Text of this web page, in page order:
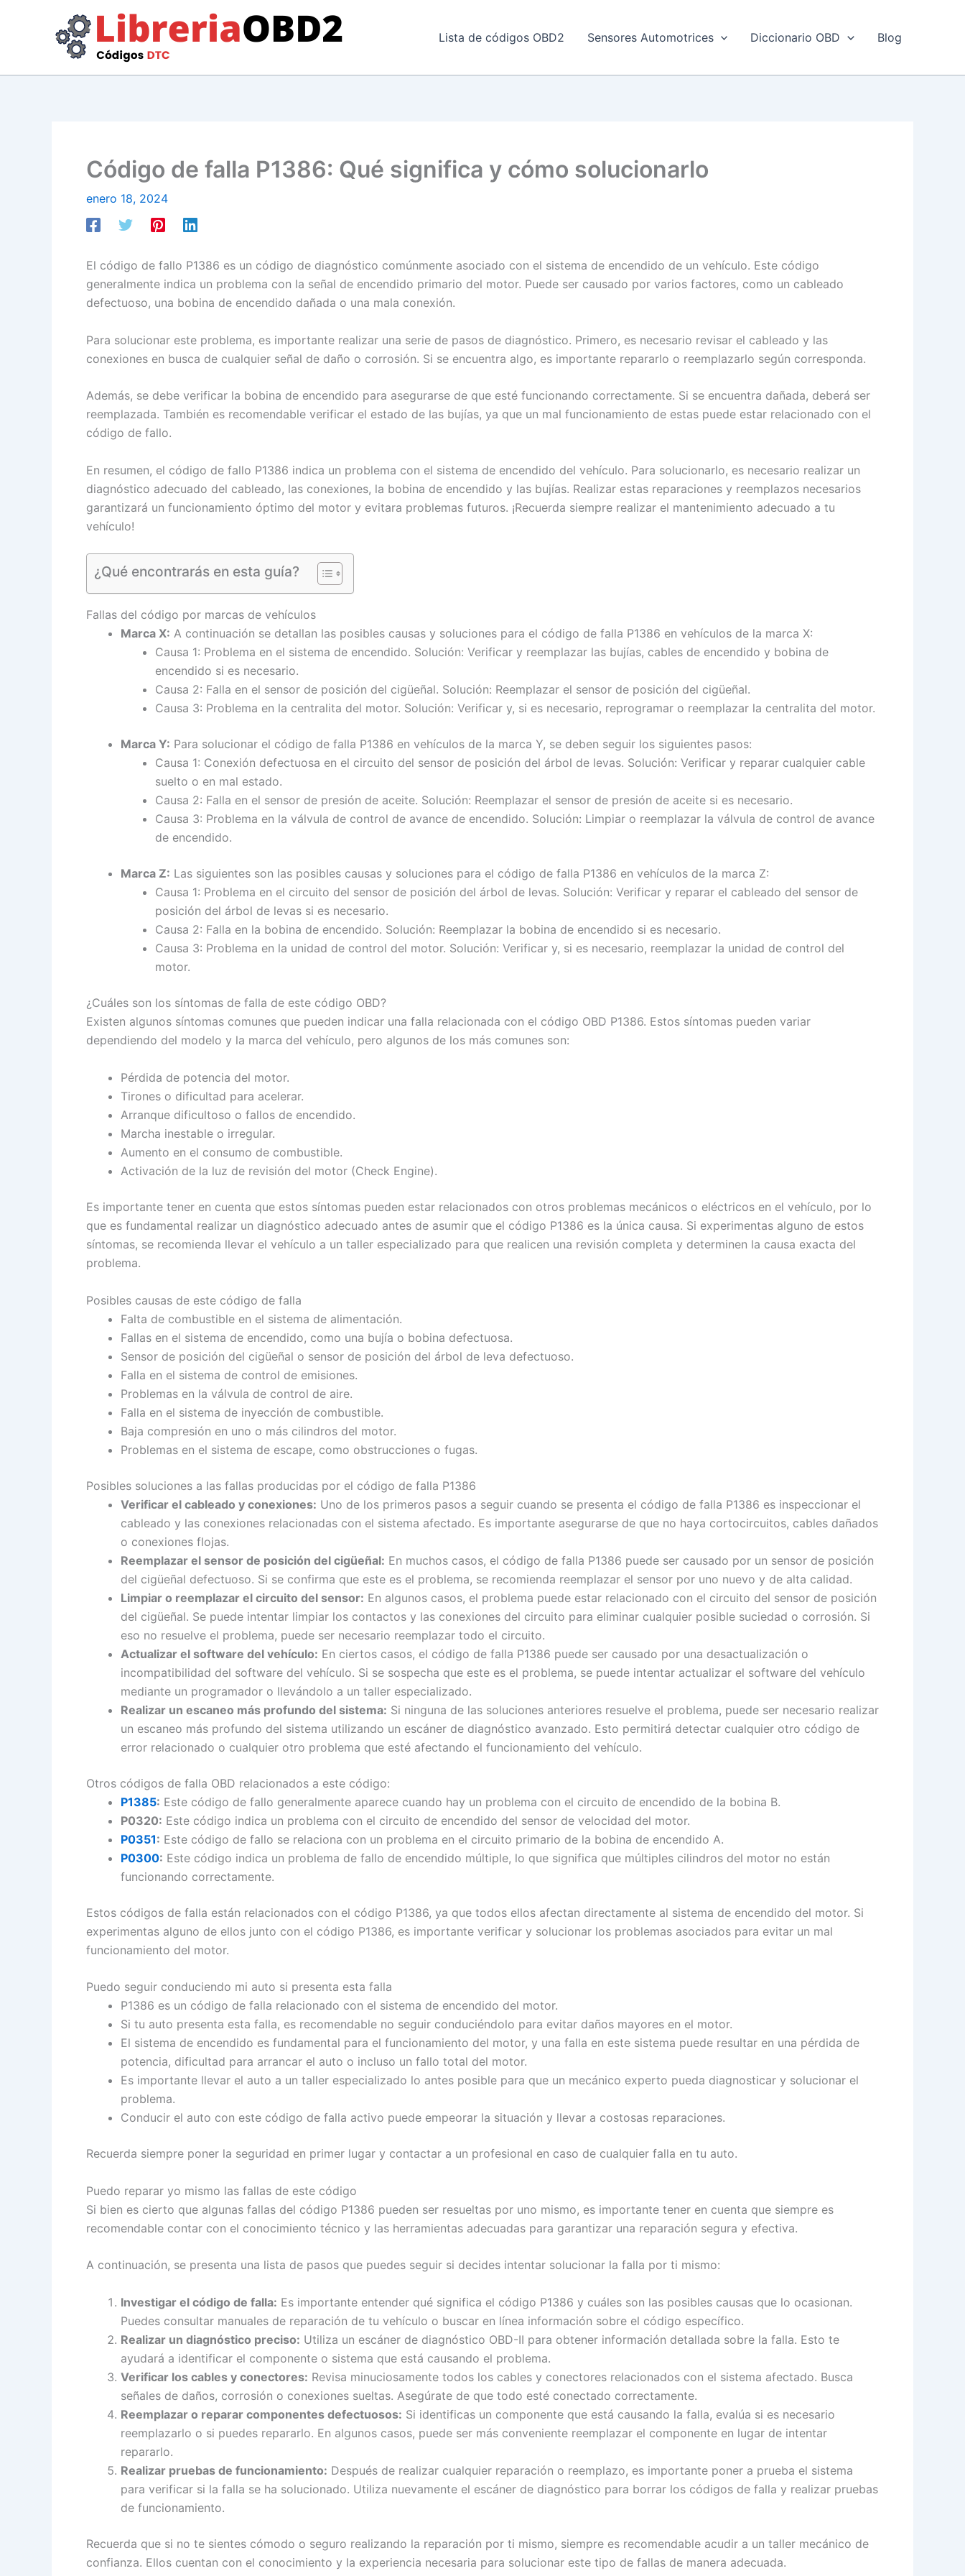
Lista de códigos OBD2 Sensores Automotrices Diccionario OBD Blog
Código de falla P1386: Qué significa y cómo solucionarlo
enero 18, 2024
El código de fallo P1386 es un código de diagnóstico comúnmente asociado con el sistema de encendido de un vehículo. Este código
generalmente indica un problema con la señal de encendido primario del motor. Puede ser causado por varios factores, como un cableado
defectuoso, una bobina de encendido dañada o una mala conexión.
Para solucionar este problema, es importante realizar una serie de pasos de diagnóstico. Primero, es necesario revisar el cableado y las
conexiones en busca de cualquier señal de daño o corrosión. Si se encuentra algo, es importante repararlo o reemplazarlo según corresponda.
Además, se debe verificar la bobina de encendido para asegurarse de que esté funcionando correctamente. Si se encuentra dañada, deberá ser
reemplazada. También es recomendable verificar el estado de las bujías, ya que un mal funcionamiento de estas puede estar relacionado con el
código de fallo.
En resumen, el código de fallo P1386 indica un problema con el sistema de encendido del vehículo. Para solucionarlo, es necesario realizar un
diagnóstico adecuado del cableado, las conexiones, la bobina de encendido y las bujías. Realizar estas reparaciones y reemplazos necesarios
garantizará un funcionamiento óptimo del motor y evitara problemas futuros. ¡Recuerda siempre realizar el mantenimiento adecuado a tu
vehículo!
¿Qué encontrarás en esta guía?
Fallas del código por marcas de vehículos
Marca X: A continuación se detallan las posibles causas y soluciones para el código de falla P1386 en vehículos de la marca X:
Causa 1: Problema en el sistema de encendido. Solución: Verificar y reemplazar las bujías, cables de encendido y bobina de
encendido si es necesario.
Causa 2: Falla en el sensor de posición del cigüeñal. Solución: Reemplazar el sensor de posición del cigüeñal.
Causa 3: Problema en la centralita del motor. Solución: Verificar y, si es necesario, reprogramar o reemplazar la centralita del motor.
Marca Y: Para solucionar el código de falla P1386 en vehículos de la marca Y, se deben seguir los siguientes pasos:
Causa 1: Conexión defectuosa en el circuito del sensor de posición del árbol de levas. Solución: Verificar y reparar cualquier cable
suelto o en mal estado.
Causa 2: Falla en el sensor de presión de aceite. Solución: Reemplazar el sensor de presión de aceite si es necesario.
Causa 3: Problema en la válvula de control de avance de encendido. Solución: Limpiar o reemplazar la válvula de control de avance
de encendido.
Marca Z: Las siguientes son las posibles causas y soluciones para el código de falla P1386 en vehículos de la marca Z:
Causa 1: Problema en el circuito del sensor de posición del árbol de levas. Solución: Verificar y reparar el cableado del sensor de
posición del árbol de levas si es necesario.
Causa 2: Falla en la bobina de encendido. Solución: Reemplazar la bobina de encendido si es necesario.
Causa 3: Problema en la unidad de control del motor. Solución: Verificar y, si es necesario, reemplazar la unidad de control del
motor.
¿Cuáles son los síntomas de falla de este código OBD?
Existen algunos síntomas comunes que pueden indicar una falla relacionada con el código OBD P1386. Estos síntomas pueden variar
dependiendo del modelo y la marca del vehículo, pero algunos de los más comunes son:
Pérdida de potencia del motor.
Tirones o dificultad para acelerar.
Arranque dificultoso o fallos de encendido.
Marcha inestable o irregular.
Aumento en el consumo de combustible.
Activación de la luz de revisión del motor (Check Engine).
Es importante tener en cuenta que estos síntomas pueden estar relacionados con otros problemas mecánicos o eléctricos en el vehículo, por lo
que es fundamental realizar un diagnóstico adecuado antes de asumir que el código P1386 es la única causa. Si experimentas alguno de estos
síntomas, se recomienda llevar el vehículo a un taller especializado para que realicen una revisión completa y determinen la causa exacta del
problema.
Posibles causas de este código de falla
Falta de combustible en el sistema de alimentación.
Fallas en el sistema de encendido, como una bujía o bobina defectuosa.
Sensor de posición del cigüeñal o sensor de posición del árbol de leva defectuoso.
Falla en el sistema de control de emisiones.
Problemas en la válvula de control de aire.
Falla en el sistema de inyección de combustible.
Baja compresión en uno o más cilindros del motor.
Problemas en el sistema de escape, como obstrucciones o fugas.
Posibles soluciones a las fallas producidas por el código de falla P1386
Verificar el cableado y conexiones: Uno de los primeros pasos a seguir cuando se presenta el código de falla P1386 es inspeccionar el
cableado y las conexiones relacionadas con el sistema afectado. Es importante asegurarse de que no haya cortocircuitos, cables dañados
o conexiones flojas.
Reemplazar el sensor de posición del cigüeñal: En muchos casos, el código de falla P1386 puede ser causado por un sensor de posición
del cigüeñal defectuoso. Si se confirma que este es el problema, se recomienda reemplazar el sensor por uno nuevo y de alta calidad.
Limpiar o reemplazar el circuito del sensor: En algunos casos, el problema puede estar relacionado con el circuito del sensor de posición
del cigüeñal. Se puede intentar limpiar los contactos y las conexiones del circuito para eliminar cualquier posible suciedad o corrosión. Si
eso no resuelve el problema, puede ser necesario reemplazar todo el circuito.
Actualizar el software del vehículo: En ciertos casos, el código de falla P1386 puede ser causado por una desactualización o
incompatibilidad del software del vehículo. Si se sospecha que este es el problema, se puede intentar actualizar el software del vehículo
mediante un programador o llevándolo a un taller especializado.
Realizar un escaneo más profundo del sistema: Si ninguna de las soluciones anteriores resuelve el problema, puede ser necesario realizar
un escaneo más profundo del sistema utilizando un escáner de diagnóstico avanzado. Esto permitirá detectar cualquier otro código de
error relacionado o cualquier otro problema que esté afectando el funcionamiento del vehículo.
Otros códigos de falla OBD relacionados a este código:
P1385: Este código de fallo generalmente aparece cuando hay un problema con el circuito de encendido de la bobina B.
P0320: Este código indica un problema con el circuito de encendido del sensor de velocidad del motor.
P0351: Este código de fallo se relaciona con un problema en el circuito primario de la bobina de encendido A.
P0300: Este código indica un problema de fallo de encendido múltiple, lo que significa que múltiples cilindros del motor no están
funcionando correctamente.
Estos códigos de falla están relacionados con el código P1386, ya que todos ellos afectan directamente al sistema de encendido del motor. Si
experimentas alguno de ellos junto con el código P1386, es importante verificar y solucionar los problemas asociados para evitar un mal
funcionamiento del motor.
Puedo seguir conduciendo mi auto si presenta esta falla
P1386 es un código de falla relacionado con el sistema de encendido del motor.
Si tu auto presenta esta falla, es recomendable no seguir conduciéndolo para evitar daños mayores en el motor.
El sistema de encendido es fundamental para el funcionamiento del motor, y una falla en este sistema puede resultar en una pérdida de
potencia, dificultad para arrancar el auto o incluso un fallo total del motor.
Es importante llevar el auto a un taller especializado lo antes posible para que un mecánico experto pueda diagnosticar y solucionar el
problema.
Conducir el auto con este código de falla activo puede empeorar la situación y llevar a costosas reparaciones.
Recuerda siempre poner la seguridad en primer lugar y contactar a un profesional en caso de cualquier falla en tu auto.
Puedo reparar yo mismo las fallas de este código
Si bien es cierto que algunas fallas del código P1386 pueden ser resueltas por uno mismo, es importante tener en cuenta que siempre es
recomendable contar con el conocimiento técnico y las herramientas adecuadas para garantizar una reparación segura y efectiva.
A continuación, se presenta una lista de pasos que puedes seguir si decides intentar solucionar la falla por ti mismo:
Investigar el código de falla: Es importante entender qué significa el código P1386 y cuáles son las posibles causas que lo ocasionan.
Puedes consultar manuales de reparación de tu vehículo o buscar en línea información sobre el código específico.
Realizar un diagnóstico preciso: Utiliza un escáner de diagnóstico OBD-II para obtener información detallada sobre la falla. Esto te
ayudará a identificar el componente o sistema que está causando el problema.
Verificar los cables y conectores: Revisa minuciosamente todos los cables y conectores relacionados con el sistema afectado. Busca
señales de daños, corrosión o conexiones sueltas. Asegúrate de que todo esté conectado correctamente.
Reemplazar o reparar componentes defectuosos: Si identificas un componente que está causando la falla, evalúa si es necesario
reemplazarlo o si puedes repararlo. En algunos casos, puede ser más conveniente reemplazar el componente en lugar de intentar
repararlo.
Realizar pruebas de funcionamiento: Después de realizar cualquier reparación o reemplazo, es importante poner a prueba el sistema
para verificar si la falla se ha solucionado. Utiliza nuevamente el escáner de diagnóstico para borrar los códigos de falla y realizar pruebas
de funcionamiento.
Recuerda que si no te sientes cómodo o seguro realizando la reparación por ti mismo, siempre es recomendable acudir a un taller mecánico de
confianza. Ellos cuentan con el conocimiento y la experiencia necesaria para solucionar este tipo de fallas de manera adecuada.